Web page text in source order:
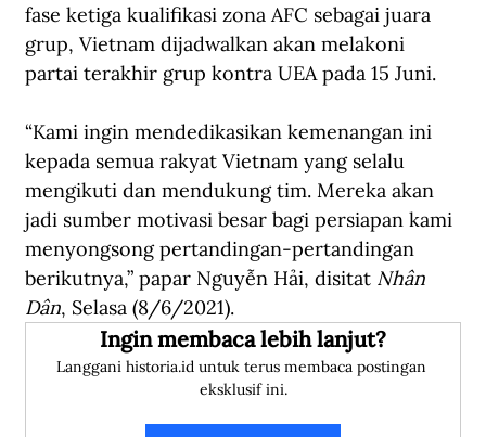
fase ketiga kualifikasi zona AFC sebagai juara
grup, Vietnam dijadwalkan akan melakoni
partai terakhir grup kontra UEA pada 15 Juni.
“Kami ingin mendedikasikan kemenangan ini
kepada semua rakyat Vietnam yang selalu
mengikuti dan mendukung tim. Mereka akan
jadi sumber motivasi besar bagi persiapan kami
menyongsong pertandingan-pertandingan
berikutnya,” papar Nguyễn Hải, disitat Nhân
Dân, Selasa (8/6/2021).
Ingin membaca lebih lanjut?
Langgani historia.id untuk terus membaca postingan
eksklusif ini.